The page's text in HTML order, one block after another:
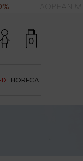
ΔΩΡΕΑΝ
0
HORECA